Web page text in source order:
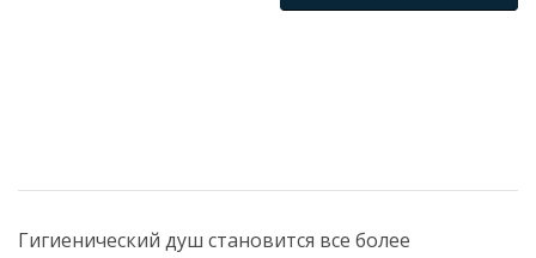
Гигиенический душ становится все более